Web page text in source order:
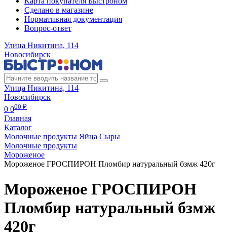
Сделано в магазине
Нормативная документация
Вопрос-ответ
Улица Никитина, 114
Новосибирск
Улица Никитина, 114
Новосибирск
0 000 ₽
Главная
Каталог
Молочные продукты Яйца Сыры
Молочные продукты
Мороженое
Мороженое ГРОСПИРОН Пломбир натуральный бзмж 420г
Мороженое ГРОСПИРОН
Пломбир натуральный бзмж
420г